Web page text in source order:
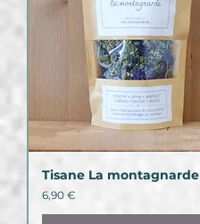
Tisane La montagnarde
Prix
6,90 €